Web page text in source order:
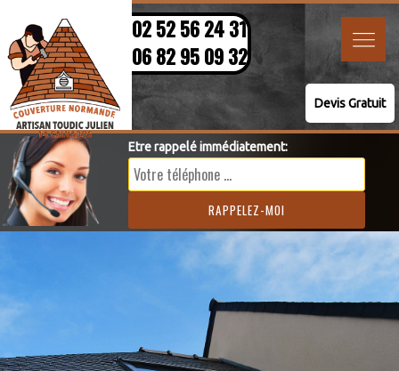
02 52 56 24 31
06 82 95 09 32
Devis Gratuit
Etre rappelé immédiatement: